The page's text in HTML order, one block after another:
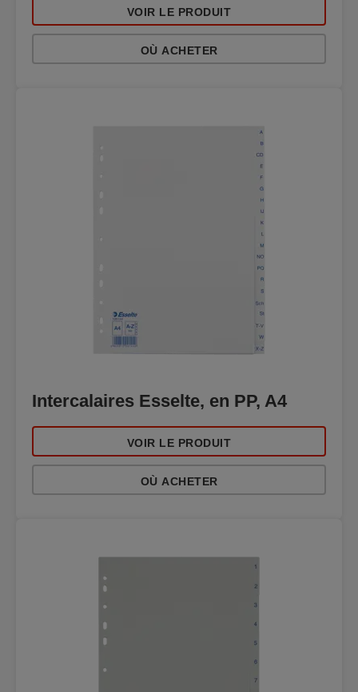
VOIR LE PRODUIT
OÙ ACHETER
Intercalaires Esselte, en PP, A4
VOIR LE PRODUIT
OÙ ACHETER